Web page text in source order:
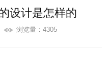
设计是怎样的
浏览量：4305